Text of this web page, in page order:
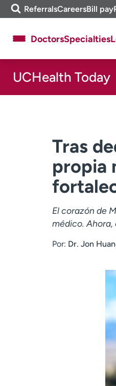
Skip
to
m
e
i
ReferralsCareersBill pay
About UCHealth
Ready. Set. CO.
DoctorsSpecialties
UCHealth Today
Tras
propia
El corazón de
médico. Ahora,
Por: Dr. Jon